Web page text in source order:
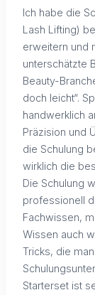
Ich habe die
Lash Lifting)
erweitern und
unterschätzte
Beauty-
doch leicht“.
handwerklich
Präzision und
die Schulung
wirklich die
Die Schulung
professionell
Fachwissen,
Wissen auch
Tricks, die
Starterset ist